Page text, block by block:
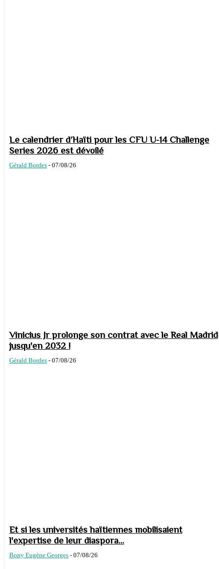
Le calendrier d’Haïti pour les CFU U-14 Challenge
Series 2026 est dévoilé
Gérald Bordes - 07/08/26
Vinicius Jr prolonge son contrat avec le Real Madrid
jusqu'en 2032 !
Gérald Bordes - 07/08/26
Et si les universités haïtiennes mobilisaient
l'expertise de leur diaspora...
Bony Eugène Georges - 07/08/26